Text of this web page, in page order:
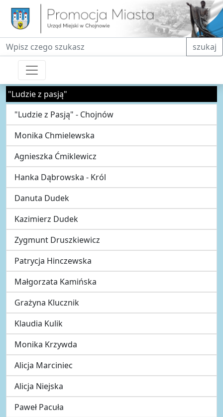
Fraza do wyszukiwania szukaj
"Ludzie z pasją"
"Ludzie z Pasją" - Chojnów
Monika Chmielewska
Agnieszka Ćmiklewicz
Hanka Dąbrowska - Król
Danuta Dudek
Kazimierz Dudek
Zygmunt Druszkiewicz
Patrycja Hinczewska
Małgorzata Kamińska
Grażyna Klucznik
Klaudia Kulik
Monika Krzywda
Alicja Marciniec
Alicja Niejska
Paweł Pacuła